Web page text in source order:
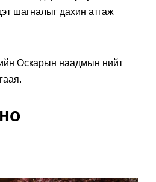
шагналыг дахин атгаж
Оскарын наадмын нийт